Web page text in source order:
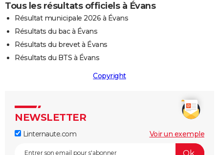
Tous les résultats officiels à Évans
Résultat municipale 2026 à Évans
Résultats du bac à Évans
Résultats du brevet à Évans
Résultats du BTS à Évans
Copyright
NEWSLETTER
Linternaute.com Voir un exemple